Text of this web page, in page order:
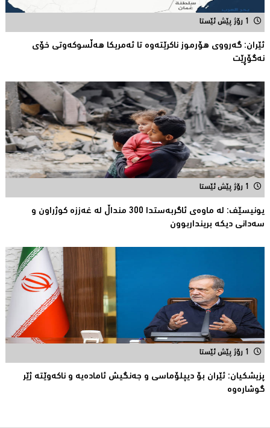
1 رۆژ پێش ئێستا
ئێران: گەرووی هۆرموز ناكرێتەوە تا ئەمریكا هەڵسوكەوتی خۆی
نەگۆڕێت
1 رۆژ پێش ئێستا
یونیسێف: لە ماوەی ئاگربەستدا 300 منداڵ لە غەززە كوژراون و
سەدانی دیكە برینداربوون
1 رۆژ پێش ئێستا
پزیشكیان: ئێران بۆ دیپلۆماسی و جەنگیش ئامادەیە و ناکەوێتە ژێر
گوشارەوە